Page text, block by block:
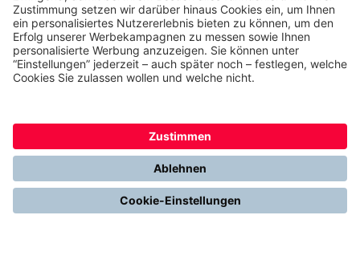
Unser Unternehmen
Presse
Karriere
Erfahrungen & Storys unserer Kunden
Freunde empfehlen: 300 € Prämie sichern
Ethics & Compliance bei thermondo